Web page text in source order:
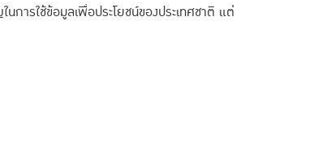
การใช้ข้อมูลเพื่อประโยชน์ของประเทศชาติ แต่